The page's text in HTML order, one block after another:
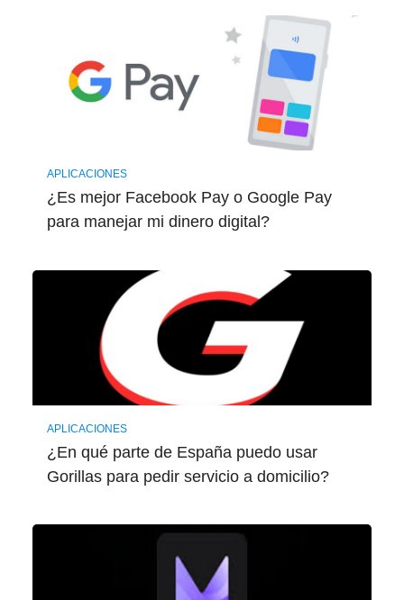
APLICACIONES
¿Es mejor Facebook Pay o Google Pay
para manejar mi dinero digital?
APLICACIONES
¿En qué parte de España puedo usar
Gorillas para pedir servicio a domicilio?